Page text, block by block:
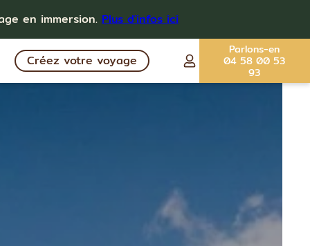
en immersion. Plus d'infos ici
Créez votre voyage
Parlons-en
04 58 00 53
93